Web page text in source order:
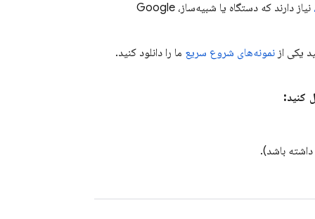
نیاز دارند که دستگاه یا شبیه‌ساز، Google
نمونه‌های شروع سریع ما را دانلود کنید.
باشد).